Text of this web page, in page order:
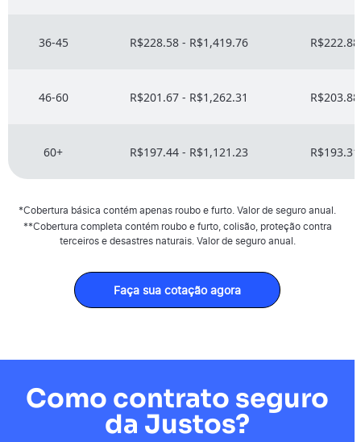
36-45 R$228.58 - R$1,419.76
46-60 R$201.67 - R$1,262.31
60+ R$197.44 - R$1,121.23
*Cobertura básica contém apenas roubo e furto. Valor de seguro anual.
**Cobertura completa contém roubo e furto, colisão, proteção contra
terceiros e desastres naturais. Valor de seguro anual.
Faça sua cotação agora
Como contrato seguro
da Justos?